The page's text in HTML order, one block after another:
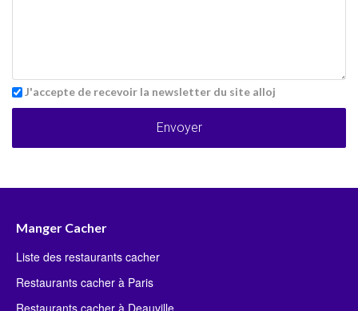
J'accepte de recevoir la newsletter du site alloj
Envoyer
Manger Cacher
Liste des restaurants cacher
Restaurants cacher à Paris
Restaurants cacher à Deauville